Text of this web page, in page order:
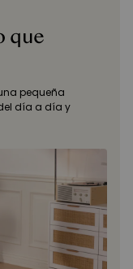
que
pequeña
día a día y